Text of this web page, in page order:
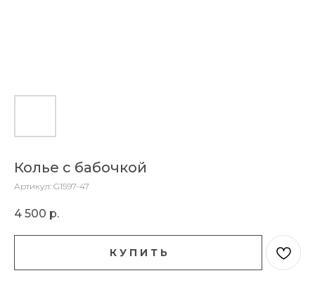
Колье с бабочкой
Артикул: G1597-47
4 500 р.
К У П И Т Ь